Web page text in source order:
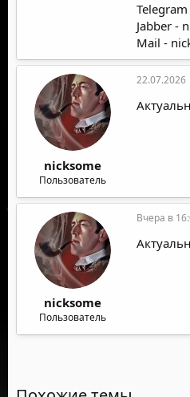
Jabber -
Mail -
nicksome
Пользователь
22.07.2026
nicksome
Пользователь
Вчера в